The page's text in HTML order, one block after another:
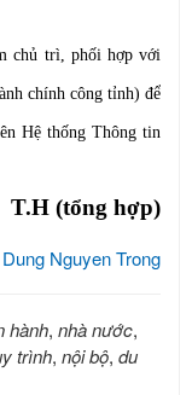
chủ trì, phối hợp với
chính công tỉnh) để
Hệ thống Thông tin
T.H (tổng hợp)
Dung Nguyen Trong
hành, nhà nước,
trình, nội bộ, du